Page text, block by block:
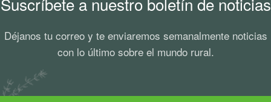
Déjanos tu correo y te enviaremos semanalmente noticias
con lo último sobre el mundo rural.